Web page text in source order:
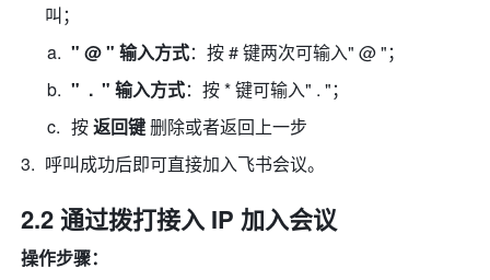
叫；
" @ " 输入方式：按 # 键两次可输入" @ "；
"  .  " 输入方式：按 * 键可输入" . "；
按 返回键 删除或者返回上一步
呼叫成功后即可直接加入飞书会议。
2.2 通过拨打接入 IP 加入会议
操作步骤：